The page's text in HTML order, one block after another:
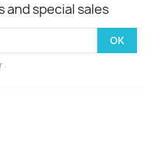
and special sales
.